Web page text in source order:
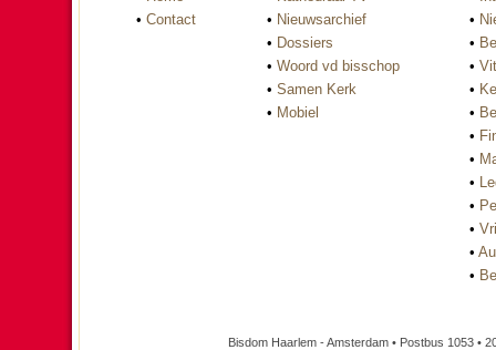
• Contact
• Nieuwsarchief
• Dossiers
• Woord vd bisschop
• Samen Kerk
• Mobiel
•
•
•
•
•
•
•
•
•
•
•
•
Bisdom Haarlem - Amsterdam • Postbus 1053 •